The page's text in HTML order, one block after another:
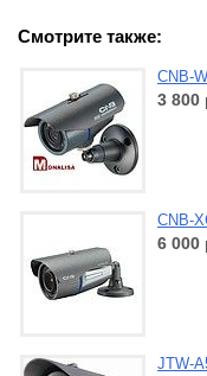
Смотрите также:
CNB-
3 800
CNB-
6 000
JTW-